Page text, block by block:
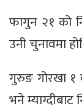
फागुन २१ को
उनी चुनावमा
गुरुङ गोरखा १
भने म्याग्दीबाट